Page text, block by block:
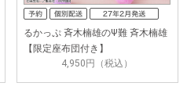
るかっぷ 斉木楠雄のΨ難 斉木楠雄
【限定座布団付き】
4,950円（税込）